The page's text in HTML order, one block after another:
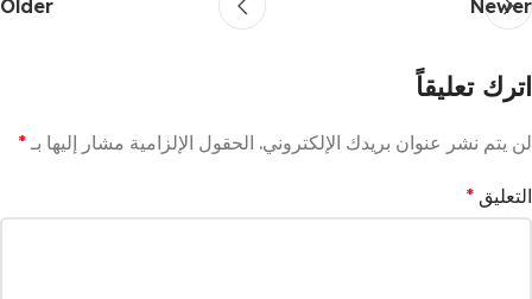
Newer
Older
اترك تعليقاً
لن يتم نشر عنوان بريدك الإلكتروني. الحقول الإلزامية مشار إليها بـ *
التعليق *